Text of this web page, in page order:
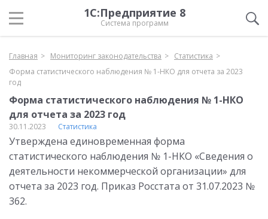
1С:Предприятие 8
Система программ
Главная Мониторинг законодательства
Статистика
Форма статистического наблюдения № 1-НКО для отчета за 2023
год
Форма статистического наблюдения № 1-НКО
для отчета за 2023 год
30.11.2023 Статистика
Утверждена единовременная форма
статистического наблюдения № 1-НКО «Сведения о
деятельности некоммерческой организации» для
отчета за 2023 год. Приказ Росстата от 31.07.2023 №
362.